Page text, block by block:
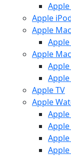
Apple
Apple Mac
Apple
Apple TV
Apple
Apple
Apple
Apple
Apple